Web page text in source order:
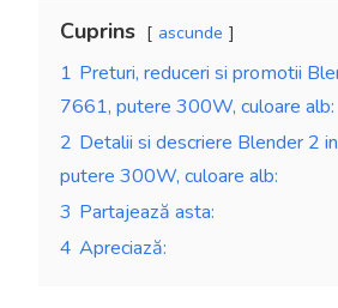
Cuprins ascunde
1 Preturi, reduceri si promotii
7661, putere 300W, culoare alb:
2 Detalii si descriere Blender 2
putere 300W, culoare alb:
3 Partajează asta:
4 Apreciază: